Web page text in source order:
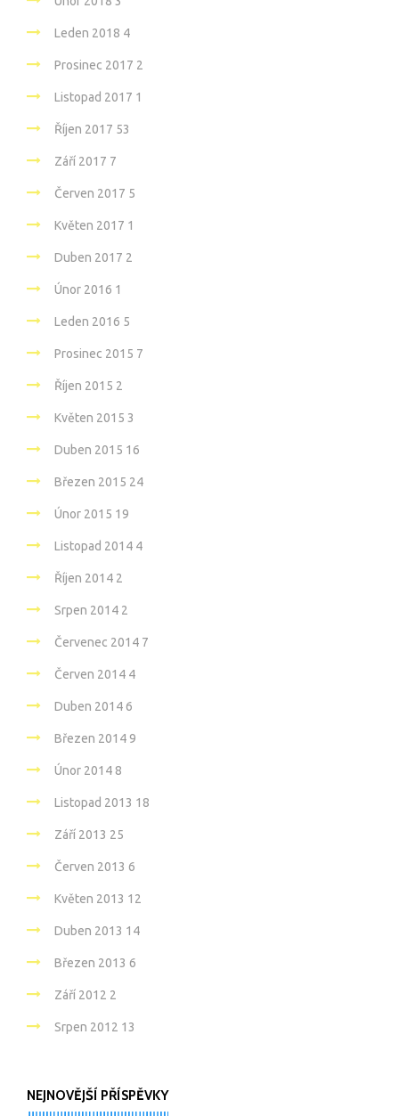
Leden 2018 4
Prosinec 2017 2
Listopad 2017 1
Říjen 2017 53
Září 2017 7
Červen 2017 5
Květen 2017 1
Duben 2017 2
Únor 2016 1
Leden 2016 5
Prosinec 2015 7
Říjen 2015 2
Květen 2015 3
Duben 2015 16
Březen 2015 24
Únor 2015 19
Listopad 2014 4
Říjen 2014 2
Srpen 2014 2
Červenec 2014 7
Červen 2014 4
Duben 20146
Březen 2014 9
Únor 2014 8
Listopad 2013 18
Září 2013 25
Červen 2013 6
Květen 2013 12
Duben 2013 14
Březen 2013 6
Září 2012 2
Srpen 2012 13
NEJNOVĚJŠÍ PŘÍSPĚVKY